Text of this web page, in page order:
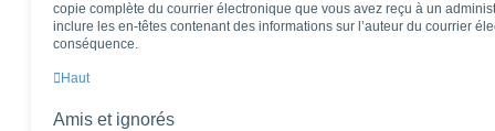
copie complète du courrier électronique que vous avez reçu à un
inclure les en-têtes contenant des informations sur l’auteur du courrier
conséquence.
Haut
Amis et ignorés